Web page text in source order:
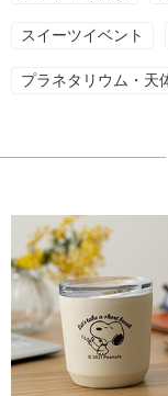
スイーツイベント
プラネタリウム・天